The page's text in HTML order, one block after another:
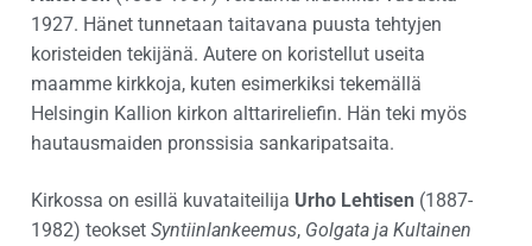
1927. Hänet tunnetaan taitavana puusta tehtyjen
koristeiden tekijänä. Autere on koristellut useita
maamme kirkkoja, kuten esimerkiksi tekemällä
Helsingin Kallion kirkon alttarireliefin. Hän teki myös
hautausmaiden pronssisia sankaripatsaita.
Kirkossa on esillä kuvataiteilija Urho Lehtisen (1887-
1982) teokset Syntiinlankeemus, Golgata ja Kultainen